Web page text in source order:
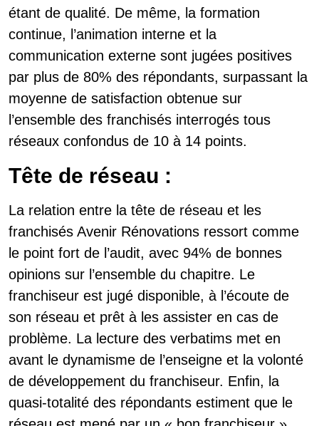
étant de qualité. De même, la formation
continue, l’animation interne et la
communication externe sont jugées positives
par plus de 80% des répondants, surpassant la
moyenne de satisfaction obtenue sur
l’ensemble des franchisés interrogés tous
réseaux confondus de 10 à 14 points.
Tête de réseau :
La relation entre la tête de réseau et les
franchisés Avenir Rénovations ressort comme
le point fort de l’audit, avec 94% de bonnes
opinions sur l’ensemble du chapitre. Le
franchiseur est jugé disponible, à l’écoute de
son réseau et prêt à les assister en cas de
problème. La lecture des verbatims met en
avant le dynamisme de l’enseigne et la volonté
de développement du franchiseur. Enfin, la
quasi-totalité des répondants estiment que le